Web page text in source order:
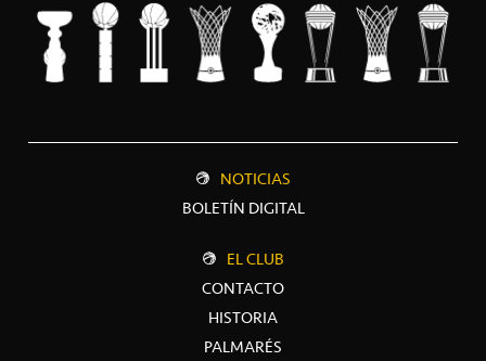
NOTICIAS
BOLETÍN DIGITAL
EL CLUB
CONTACTO
HISTORIA
PALMARÉS